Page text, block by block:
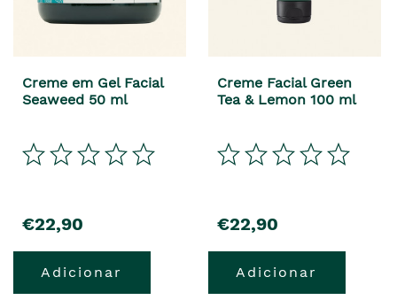
Creme em Gel Facial
Seaweed 50 ml
€22,90
Adicionar
Creme Facial Green
Tea & Lemon 100 ml
€22,90
Adicionar